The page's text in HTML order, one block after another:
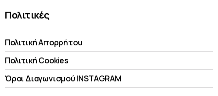
Πολιτικές
Πολιτική Απορρήτου
Πολιτική Cookies
Όροι Διαγωνισμού INSTAGRAM